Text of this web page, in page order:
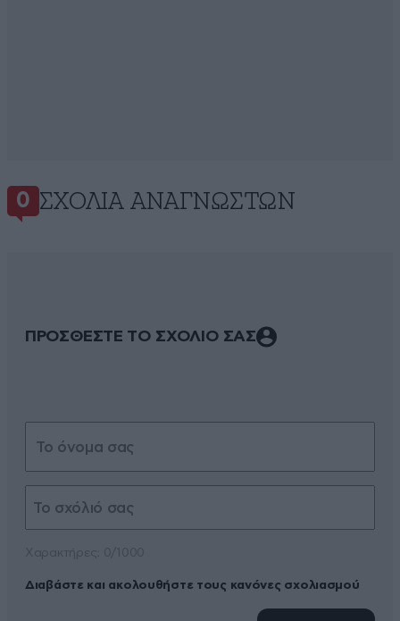
0 ΣΧΌΛΙΑ ΑΝΑΓΝΩΣΤΏΝ
ΠΡΟΣΘΕΣΤΕ ΤΟ ΣΧΟΛΙΟ ΣΑΣ
Διαβάστε και ακολουθήστε τους κανόνες σχολιασμού